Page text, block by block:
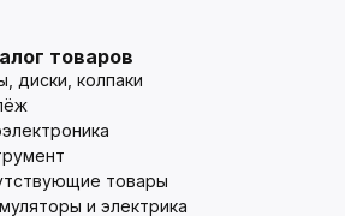
товаров
диски, колпаки
товары
и электрика